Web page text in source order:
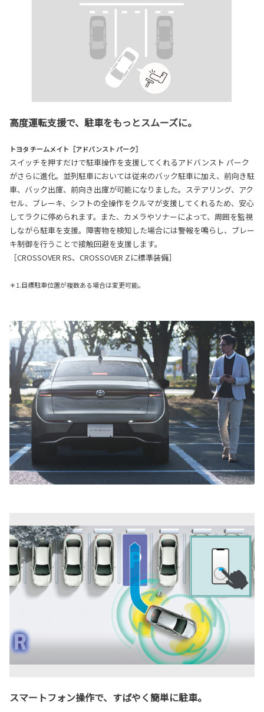
高度運転支援で、駐車をもっとスムーズに。
トヨタ チームメイト［アドバンスト パーク］
スイッチを押すだけで駐車操作を支援してくれるアドバンスト パーク
がさらに進化。並列駐車においては従来のバック駐車に加え、前向き駐
車、バック出庫、前向き出庫が可能になりました。ステアリング、アク
セル、ブレーキ、シフトの全操作をクルマが支援してくれるため、安心
してラクに停められます。また、カメラやソナーによって、周囲を監視
しながら駐車を支援。障害物を検知した場合には警報を鳴らし、ブレー
キ制御を行うことで接触回避を支援します。
［CROSSOVER RS、CROSSOVER Zに標準装備］
＊1.目標駐車位置が複数ある場合は変更可能。
スマートフォン操作で、すばやく簡単に駐車。